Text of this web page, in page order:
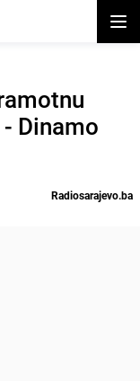
Dinamo
Radiosarajevo.ba